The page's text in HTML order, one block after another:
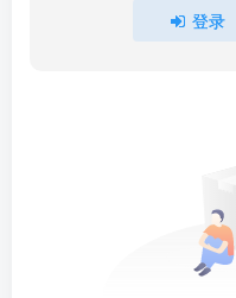
登录